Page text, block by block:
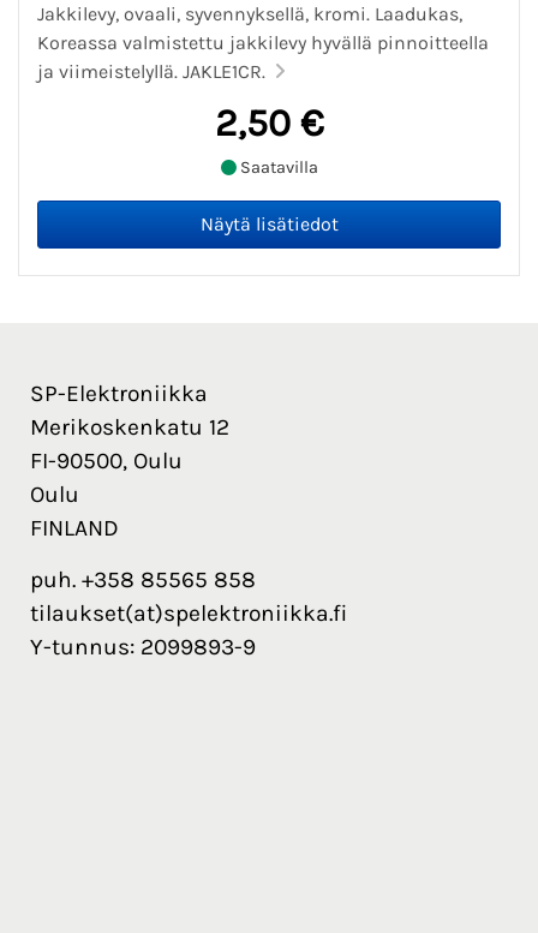
Jakkilevy, ovaali, syvennyksellä, kromi. Laadukas,
Koreassa valmistettu jakkilevy hyvällä pinnoitteella
ja viimeistelyllä. JAKLE1CR.
2,50 €
Saatavilla
SP-Elektroniikka
Merikoskenkatu 12
FI-90500, Oulu
Oulu
FINLAND
puh. +358 85565 858
tilaukset(at)spelektroniikka.fi
Y-tunnus: 2099893-9